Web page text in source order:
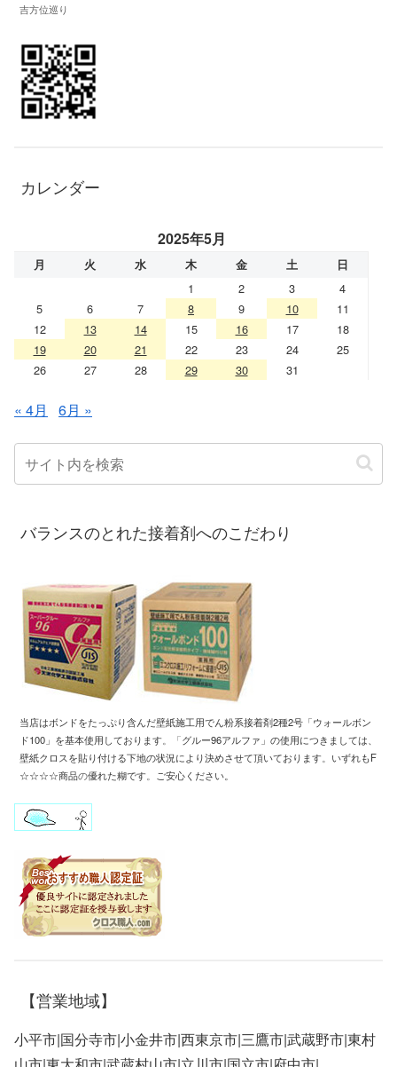
吉方位巡り
カレンダー
2025年5月
月 火 水 木 金 土 日
1 2 3
4
5
6 7 8 9 10
11
12
13 14 15 16 17
18
19
20 21 22 23 24
25
26
27 28 29 30 31
« 4月 6月 »
バランスのとれた接着剤へのこだわり
当店はボンドをたっぷり含んだ壁紙施工用でん粉系接着剤2種2号「ウォールボン
ド100」 を基本使用しております 。「グルー96アルファ」の使用につきましては、
壁紙クロスを貼り付ける下地の状況により決めさせて頂いております
いずれもF
☆☆☆☆商品の優れた糊です ご安心ください。
【営業地域】
小平市|国分寺市|小金井市|西東京市|三鷹市|武蔵野市|東村